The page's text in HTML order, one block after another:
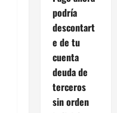
podría
descontart
e de tu
cuenta
deuda de
terceros
sin orden